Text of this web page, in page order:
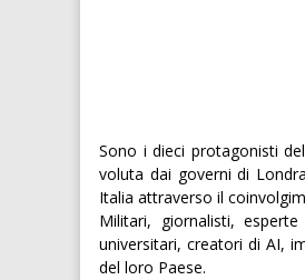
Sono i dieci protagonisti
voluta dai governi di
Italia attraverso il
Militari, giornalisti,
universitari, creatori di AI,
del loro Paese.